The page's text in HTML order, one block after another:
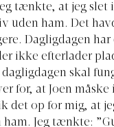
tænkte, at jeg slet
uden ham. Det
Dagligdagen har
ikke efterlader
skal
for, at Joen
det op for mig, at
Jeg tænkte: